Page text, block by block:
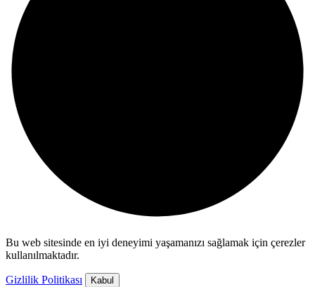
Bu web sitesinde en iyi deneyimi yaşamanızı sağlamak için çerezler
kullanılmaktadır.
Gizlilik Politikası Kabul